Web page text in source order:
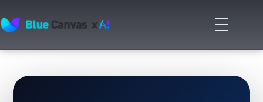
BLUECANVAS
메
뉴
기